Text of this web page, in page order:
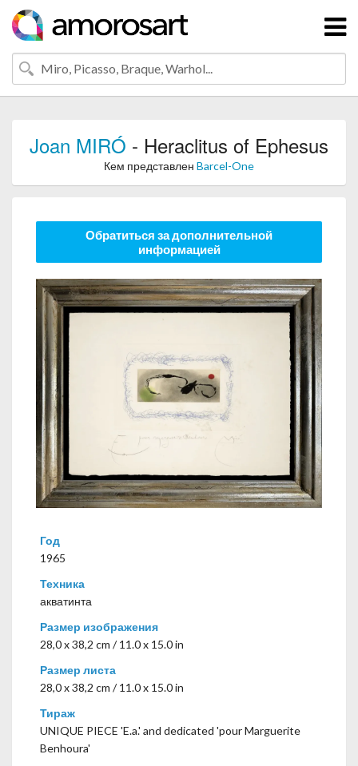
Joan MIRÓ - Heraclitus of Ephesus
Кем представлен Barcel-One
Обратиться за дополнительной
информацией
Год
1965
Техника
акватинта
Размер изображения
28,0 x 38,2 cm / 11.0 x 15.0 in
Размер листа
28,0 x 38,2 cm / 11.0 x 15.0 in
Тираж
UNIQUE PIECE 'E.a.' and dedicated 'pour Marguerite
Benhoura'